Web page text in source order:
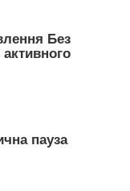
Без
пауза